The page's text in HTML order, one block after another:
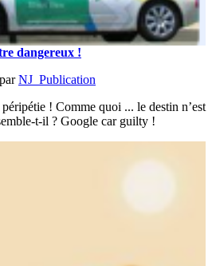
dangereux !
parNJ_Publication
! Comme quoi ... le destin n’est
t-il ? Google car guilty !